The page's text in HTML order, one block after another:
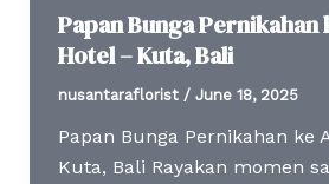
Papan Bunga Pernikahan
Hotel – Kuta, Bali
nusantaraflorist / June 18, 2025
Papan Bunga Pernikahan ke
Kuta, Bali Rayakan momen